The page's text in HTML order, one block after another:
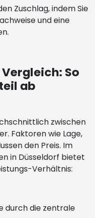
Zuschlag, indem Sie
und eine
So
ab
zwischen
Faktoren wie Lage,
den Preis. Im
in Düsseldorf bietet
Verhältnis:
durch die zentrale